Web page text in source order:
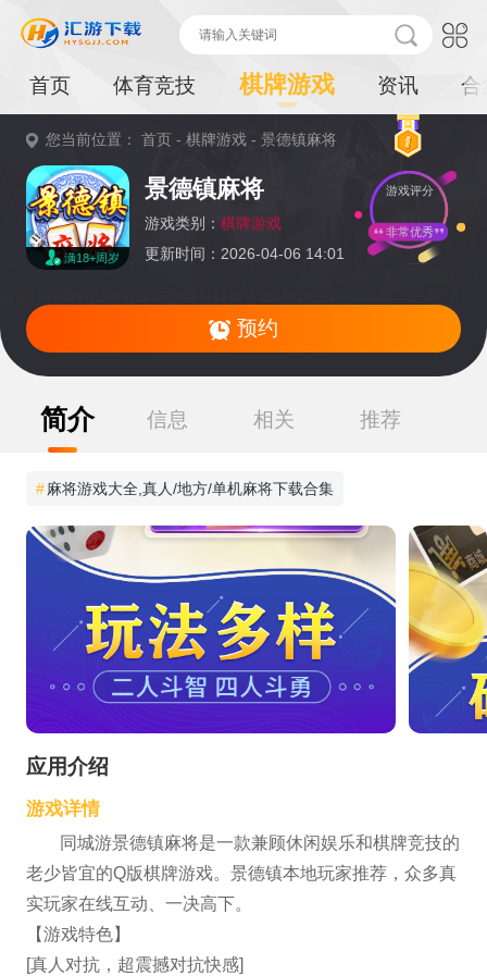
首页 体育竞技 棋牌游戏 资讯 合
您当前位置：首页 -棋牌游戏 -景德镇麻将
满18+周岁
景德镇麻将
游戏类别： 棋牌游戏
更新时间：2026-04-06 14:01
游戏评分
非常优秀
预约
提
简介 信息 相关 推荐
#麻将游戏大全,真人/地方/单机麻将下载合集
应用介绍
游戏详情
同城游景德镇麻将是一款兼顾休闲娱乐和棋牌竞技的
老少皆宜的Q版棋牌游戏。景德镇本地玩家推荐，众多真
实玩家在线互动、一决高下。
【游戏特色】
[真人对抗，超震撼对抗快感]